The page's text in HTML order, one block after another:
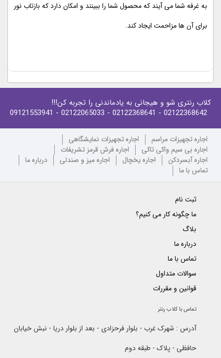
به غرفه شما می آیند که محصول شما را ببینند و امکان دارد که بازتاب نور
برای آن ها مزاحمت ایجاد کند.
کلاب رنتری شو و هیجانی به یادماندنی را تجربه کن!!!
02122368642
- 02122368641
- 02122065033
- 09121553941
اجاره تجهیزات مراسم
اجاره تجهیزات نمایشگاهی
اجاره بی سیم واکی تاکی
اجاره فرش قرمز تشریفات
اجاره آبسردکن
اجاره یخچال اجاره میز و صندلی
درباره ما
تماس با ما
ثبت نام
ما چگونه کار می کنیم؟
بلاگ
درباره ما
تماس با ما
سوالات متداول
قوانین و مقررات
تماس با کلاب رنتر
آدرس : شهرک غرب - بلوار فرحزادی - بعد از بلوار دریا - نبش خیابان
حافظی - پلاک - طبقه دوم